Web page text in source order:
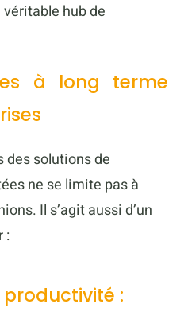
hub de
à long terme
des solutions de
ne se limite pas à
Il s’agit aussi d’un
:
: